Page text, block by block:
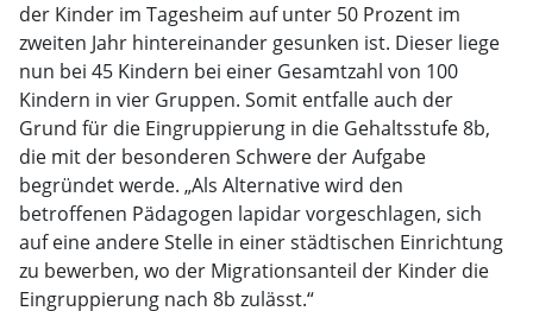
der Kinder im Tagesheim auf unter 50 Prozent im
zweiten Jahr hintereinander gesunken ist. Dieser liege
nun bei 45 Kindern bei einer Gesamtzahl von 100
Kindern in vier Gruppen. Somit entfalle auch der
Grund für die Eingruppierung in die Gehaltsstufe 8b,
die mit der besonderen Schwere der Aufgabe
begründet werde. „Als Alternative wird den
betroffenen Pädagogen lapidar vorgeschlagen, sich
auf eine andere Stelle in einer städtischen Einrichtung
zu bewerben, wo der Migrationsanteil der Kinder die
Eingruppierung nach 8b zulässt.“